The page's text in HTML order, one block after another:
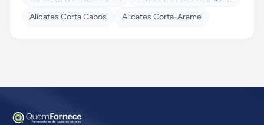
Alicates Corta Cabos
Alicates Corta-Arame